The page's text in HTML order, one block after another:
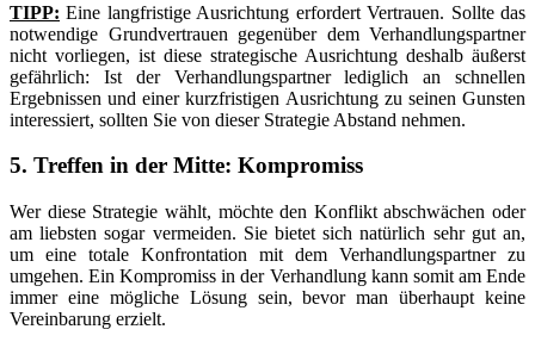
TIPP: Eine langfristige Ausrichtung erfordert Vertrauen. Sollte das
notwendige Grundvertrauen gegenüber dem Verhandlungspartner
nicht vorliegen, ist diese strategische Ausrichtung deshalb äußerst
gefährlich: Ist der Verhandlungspartner lediglich an schnellen
Ergebnissen und einer kurzfristigen Ausrichtung zu seinen Gunsten
interessiert, sollten Sie von dieser Strategie Abstand nehmen.
5. Treffen in der Mitte: Kompromiss
Wer diese Strategie wählt, möchte den Konflikt abschwächen oder
am liebsten sogar vermeiden. Sie bietet sich natürlich sehr gut an,
um eine totale Konfrontation mit dem Verhandlungspartner zu
umgehen. Ein Kompromiss in der Verhandlung kann somit am Ende
immer eine mögliche Lösung sein, bevor man überhaupt keine
Vereinbarung erzielt.